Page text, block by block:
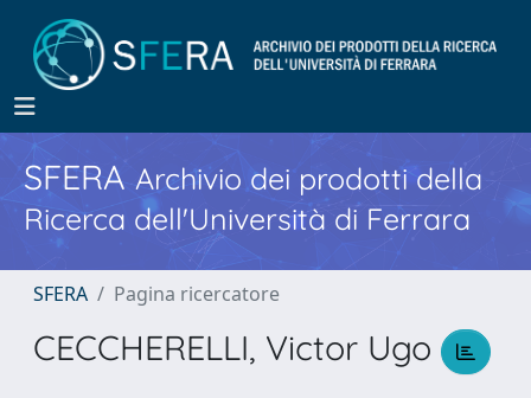
SFERA Archivio dei prodotti della
Ricerca dell'Università di Ferrara
SFERA Pagina ricercatore
CECCHERELLI, Victor Ugo